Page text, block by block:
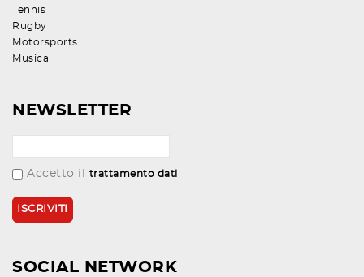
Tennis
Rugby
Motorsports
Musica
NEWSLETTER
Accetto il trattamento dati
SOCIAL NETWORK